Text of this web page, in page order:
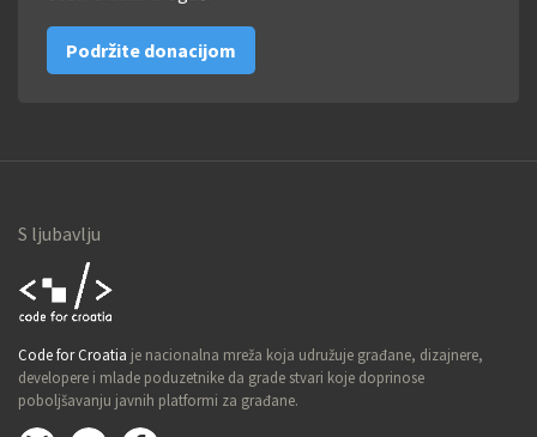
Podržite donacijom
S ljubavlju
Croatia
Code for Croatia je nacionalna mreža koja udružuje građane, dizajnere,
developere i mlade poduzetnike da grade stvari koje doprinose
poboljšavanju javnih platformi za građane.